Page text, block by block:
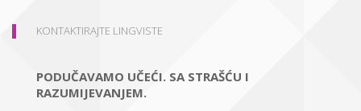
KONTAKTIRAJTE LINGVISTE
PODUČAVAMO UČEĆI. SA STRAŠĆU I
RAZUMIJEVANJEM.